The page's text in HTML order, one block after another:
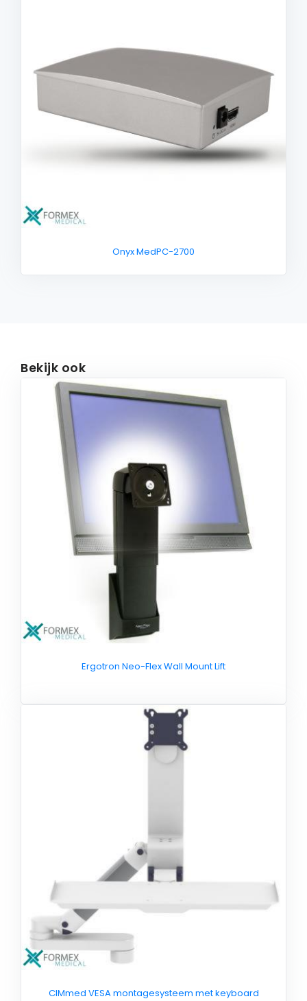
Onyx MedPC-2700
Bekijk ook
Ergotron Neo-Flex Wall Mount Lift
CIMmed VESA montagesysteem met keyboard